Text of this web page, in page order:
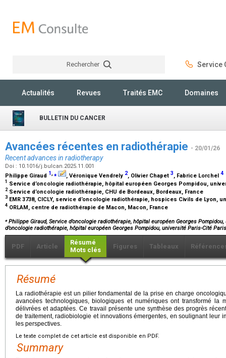
Rechercher Service
Actualités Revues Traités EMC Domaines
BULLETIN DU CANCER
Avancées récentes en radiothérapie - 20/01/26
Recent advances in radiotherapy
Doi : 10.1016/j.bulcan.2025.11.001
Philippe Giraud 1,⁎ , Véronique Vendrely 2, Olivier Chapet 3, Fabrice Lorchel 4
1 Service d’oncologie radiothérapie, hôpital européen Georges Pompidou,
2 Service d’oncologie radiothérapie, CHU de Bordeaux, Bordeaux, France
3 EMR 3738, CICLY, service d’oncologie radiothérapie, hospices Civils de Lyon,
4 ORLAM, centre de radiothérapie de Macon, Macon, France
⁎Philippe Giraud, Service d’oncologie radiothérapie, hôpital européen Georges
d’oncologie radiothérapie, hôpital européen Georges Pompidou, université Paris-Cité
PDF Article
Résumé
Mots clés
Figures Tableaux
Résumé
La radiothérapie est un pilier fondamental de la prise en charge
avancées technologiques, biologiques et numériques ont transformé la
délivrées et adaptées. Ce travail présente une synthèse des progrès
de traitement, radiobiologie et innovations émergentes, en soulignant leur
les perspectives.
Le texte complet de cet article est disponible en PDF.
Summary